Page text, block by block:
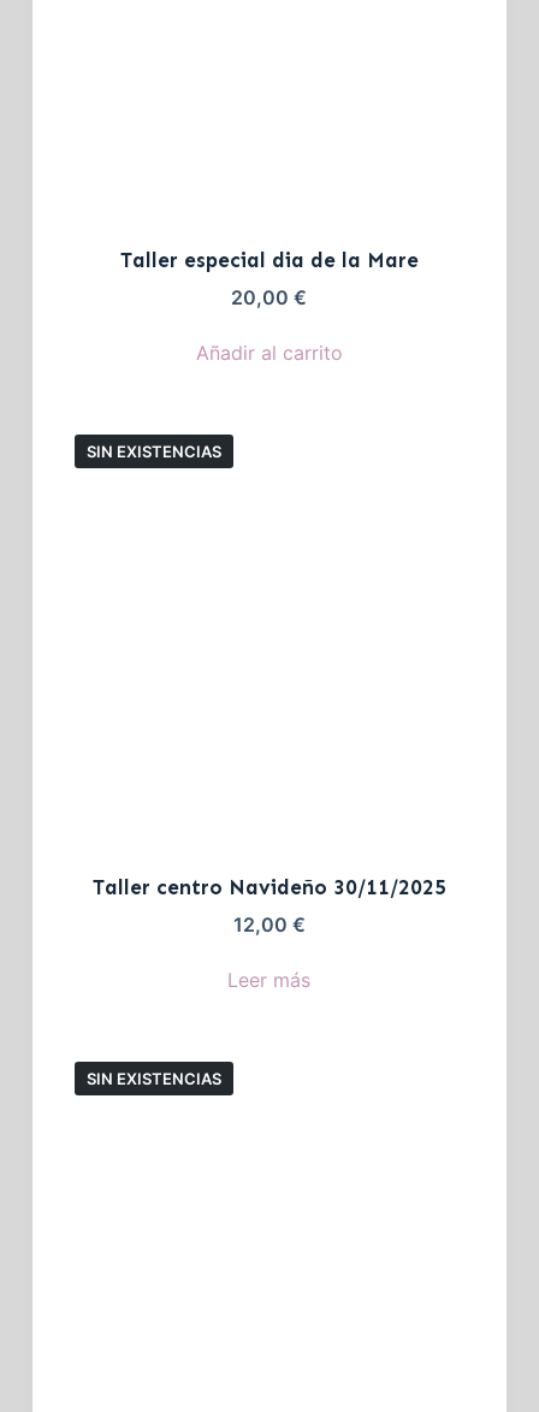
Taller especial dia de la Mare
20,00€
Añadir al carrito
SIN EXISTENCIAS
Taller centro Navideño 30/11/2025
12,00 €
Leer más
SIN EXISTENCIAS